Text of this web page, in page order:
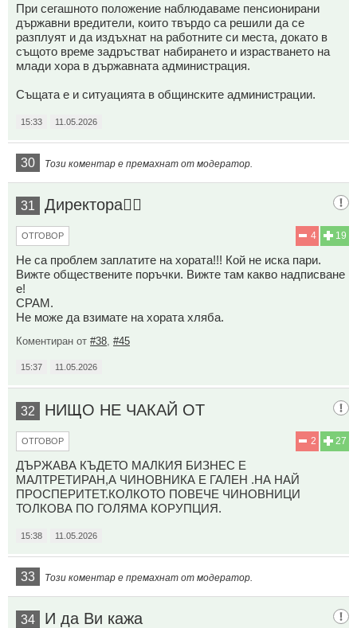
При сегашното положение наблюдаваме пенсионирани
държавни вредители, които твърдо са решили да се
разплуят и да издъхнат на работните си места, докато в
същото време задръстват набирането и израстването на
млади хора в държавната администрация.
Същата е и ситуацията в общинските администрации.
15:33 11.05.2026
30 Този коментар е премахнат от модератор.
31 Директора👨‍✈️
19
4
ОТГОВОР
Не са проблем заплатите на хората!!! Кой не иска пари.
Вижте обществените поръчки. Вижте там какво надписване
е!
СРАМ.
Не може да взимате на хората хляба.
Коментиран от #38 #45
15:37 11.05.2026
32 НИЩО НЕ ЧАКАЙ ОТ
27
2
ОТГОВОР
ДЪРЖАВА КЪДЕТО МАЛКИЯ БИЗНЕС Е
МАЛТРЕТИРАН,А ЧИНОВНИКА Е ГАЛЕН .НА НАЙ
ПРОСПЕРИТЕТ.КОЛКОТО ПОВЕЧЕ ЧИНОВНИЦИ
ТОЛКОВА ПО ГОЛЯМА КОРУПЦИЯ.
15:38 11.05.2026
33 Този коментар е премахнат от модератор.
34 И да Ви кажа